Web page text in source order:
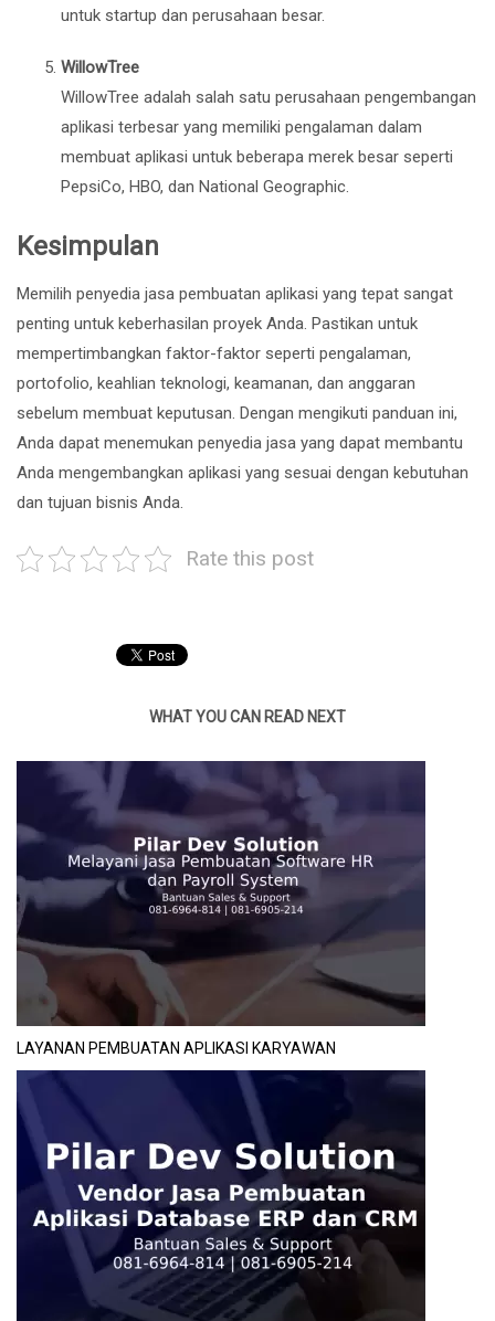
untuk startup dan perusahaan besar.
WillowTree
WillowTree adalah salah satu perusahaan pengembangan
aplikasi terbesar yang memiliki pengalaman dalam
membuat aplikasi untuk beberapa merek besar seperti
PepsiCo, HBO, dan National Geographic.
Kesimpulan
Memilih penyedia jasa pembuatan aplikasi yang tepat sangat
penting untuk keberhasilan proyek Anda. Pastikan untuk
mempertimbangkan faktor-faktor seperti pengalaman,
portofolio, keahlian teknologi, keamanan, dan anggaran
sebelum membuat keputusan. Dengan mengikuti panduan ini,
Anda dapat menemukan penyedia jasa yang dapat membantu
Anda mengembangkan aplikasi yang sesuai dengan kebutuhan
dan tujuan bisnis Anda.
Rate this post
WHAT YOU CAN READ NEXT
LAYANAN PEMBUATAN APLIKASI KARYAWAN